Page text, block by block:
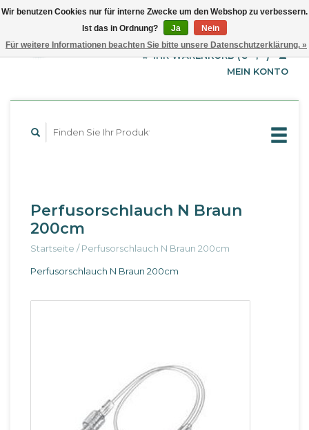
EUR
GBP
USD
English
Français
IHR WARENKORB (€--,--)
MEIN KONTO
Perfusorschlauch N Braun
200cm
Startseite /Perfusorschlauch N Braun 200cm
Perfusorschlauch N Braun 200cm
Wir benutzen Cookies nur für interne Zwecke um den Webshop zu verbessern.
Ist das in Ordnung?
Ja
Nein
Für weitere Informationen beachten Sie bitte unsere Datenschutzerklärung. »